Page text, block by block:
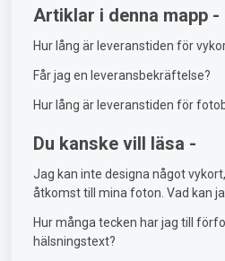
Artiklar i denna mapp -
Hur lång är leveranstiden för
Får jag en leveransbekräftelse?
Hur lång är leveranstiden för
Du kanske vill läsa -
Jag kan inte designa något
åtkomst till mina foton. Vad kan
Hur många tecken har jag till
hälsningstext?